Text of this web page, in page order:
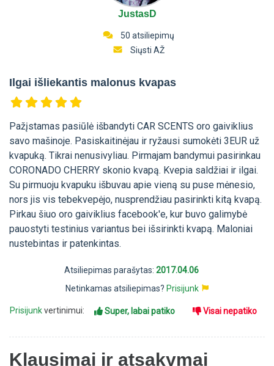
JustasD
50 atsiliepimų
Siųsti AŽ
Ilgai išliekantis malonus kvapas
Pažįstamas pasiūlė išbandyti CAR SCENTS oro gaiviklius
savo mašinoje. Pasiskaitinėjau ir ryžausi sumokėti 3EUR už
kvapuką. Tikrai nenusivyliau. Pirmajam bandymui pasirinkau
CORONADO CHERRY skonio kvapą. Kvepia saldžiai ir ilgai.
Su pirmuoju kvapuku išbuvau apie vieną su puse mėnesio,
nors jis vis tebekvepėjo, nusprendžiau pasirinkti kitą kvapą.
Pirkau šiuo oro gaiviklius facebook'e, kur buvo galimybė
pauostyti testinius variantus bei išsirinkti kvapą. Maloniai
nustebintas ir patenkintas.
Atsiliepimas parašytas: 2017.04.06
Netinkamas atsiliepimas? Prisijunk
Prisijunkvertinimui: Super, labai patiko Visai nepatiko
Klausimai ir atsakymai